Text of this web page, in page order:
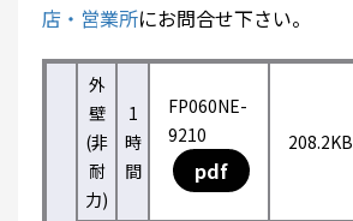
店・営業所にお問合せ下さい。
外
壁
(非
耐
力)
1
時
間
FP060NE-
9210
pdf
208.2KB